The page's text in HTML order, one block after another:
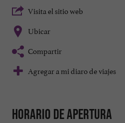
Visita el sitio web
Ubicar
Compartir
Agregar a mi diaro de viajes
Horario de apertura